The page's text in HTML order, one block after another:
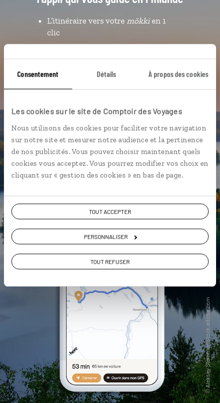
Consentement Détails À propos des cookies
Les cookies sur le site de Comptoir des Voyages
Nous utilisons des cookies pour faciliter votre navigation
sur notre site et mesurer notre audience et la pertinence
de nos publicités. Vous pouvez choisir maintenant quels
cookies vous acceptez. Vous pourrez modifier vos choix en
cliquant sur « gestion des cookies » en bas de page.
TOUT ACCEPTER
PERSONNALISER
TOUT REFUSER
L’itinéraire vers votre mökkien 1
clic
géolocalisés
vous-même
DÉCOUVRIR LUCIOLE